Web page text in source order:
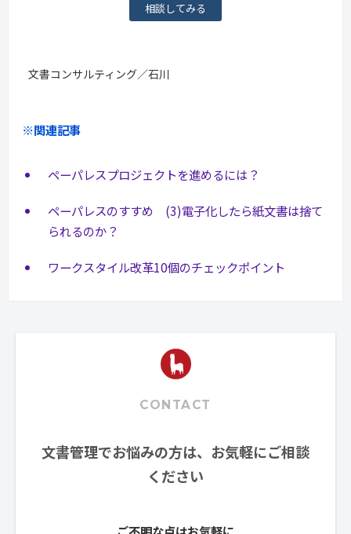
相談してみる
文書コンサルティング／石川
※関連記事
ペーパレスプロジェクトを進めるには？
ペーパレスのすすめ (3)電子化したら紙文書は捨て
られるのか？
ワークスタイル改革10個のチェックポイント
CONTACT
文書管理でお悩みの方は、お気軽にご相談
ください